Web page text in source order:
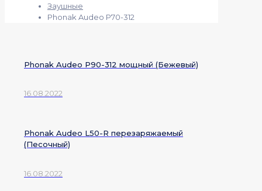
Заушные
Phonak Audeo P70-312
Phonak Audeo P90-312 мощный (Бежевый)
16.08.2022
Phonak Audeo L50-R перезаряжаемый
(Песочный)
16.08.2022